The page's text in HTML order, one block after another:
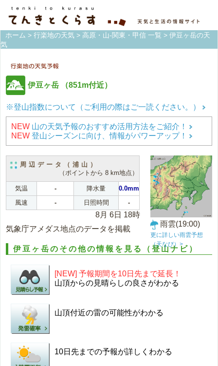
ホーム > 行楽地の天気 > 高原・山-関東・甲信 一覧 > 伊豆ヶ岳の天
気
伊豆ヶ岳 （851m付近）
※登山指数について（ご利用の際はご一読ください。）
NEW 山の天気予報のおすすめ活用方法をご紹介！
NEW 登山シーズンに向け、情報がパワーアップ！
周辺データ（浦山）
（ポイントから 8 km地点）
気温 - 降水量
0.0mm
風速
- 日照時間 -
8月 6日 18時
気象庁アメダス地点のデータを掲載
雨雲(19:00)
更に詳しい雨雲予想
（天なび）>
伊豆ヶ岳のその他の情報を見る（登山ナビ）
[NEW] 予報期間を10日先まで延長！
山頂からの見晴らしの良さがわかる
山頂付近の雷の可能性がわかる
10日先までの予報が詳しくわかる